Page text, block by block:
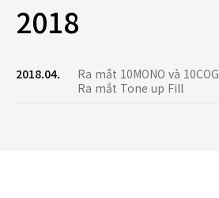
2018
2018.04.
Ra mắt 10MONO và 10COG
Ra mắt Tone up Fill